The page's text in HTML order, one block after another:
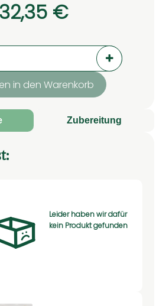
32,35 €
verringern (aktuell 2 Portionen
Portionen
in den Warenkorb
Zubereitung
Leider haben wir dafür
kein Produkt gefunden